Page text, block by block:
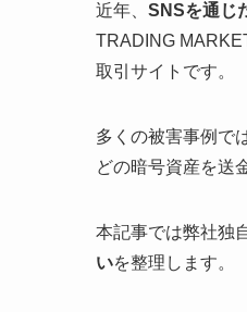
近年、 SNSを通じ
TRADING
取引サイトです。
多くの被害事例で
どの暗号資産を送
本記事では弊社独
いを整理します。